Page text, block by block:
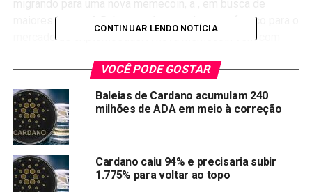
maiores lucros. A Raboo está trazendo um ar fresco para o
mercado de criptomoedas. A nova memecoin vem com
antecipar um aumento de preço de até 100 vezes com
este promissor recém-chegado.
Por que investidores de Cardano e Ripple estão
migrando para a Raboo?
De acordo com desenvolvimentos recentes nas notícias
sobre criptomoedas, Cardano e Ripple podem estar em
CONTINUAR LENDO NOTÍCIA
VOCÊ PODE GOSTAR
Baleias de Cardano acumulam 240
milhões de ADA em meio à correção
Cardano caiu 94% e precisaria subir
1.775% para voltar ao topo